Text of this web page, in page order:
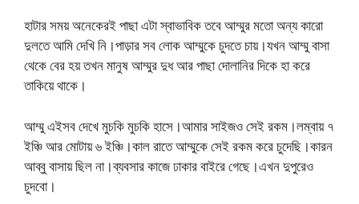
হাটার সময় অনেকেরই পাছা এটা স্বাভাবিক তবে আম্মুর মতো অন্য কারো
দুলতে আমি দেখি নি।পাড়ার সব লোক আম্মুকে চুদতে চায়।যখন আম্মু বাসা
থেকে বের হয় তখন মানুষ আম্মুর দুধ আর পাছা দোলানির দিকে হা করে
তাকিয়ে থাকে।
আম্মু এইসব দেখে মুচকি মুচকি হাসে।আমার সাইজও সেই রকম।লম্বায় ৭
ইঞ্চি আর মোটায় ৬ ইঞ্চি।কাল রাতে আম্মুকে সেই রকম করে চুদেছি।কারন
আব্বু বাসায় ছিল না।ব্যবসার কাজে ঢাকার বাইরে গেছে।এখন দুপুরেও
চুদবো।